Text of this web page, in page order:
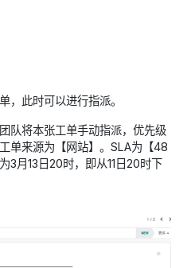
，此时可以进行指派。
队将本张工单手动指派，优先级
单来源为【网站】。SLA为【48
3月13日20时，即从11日20时下